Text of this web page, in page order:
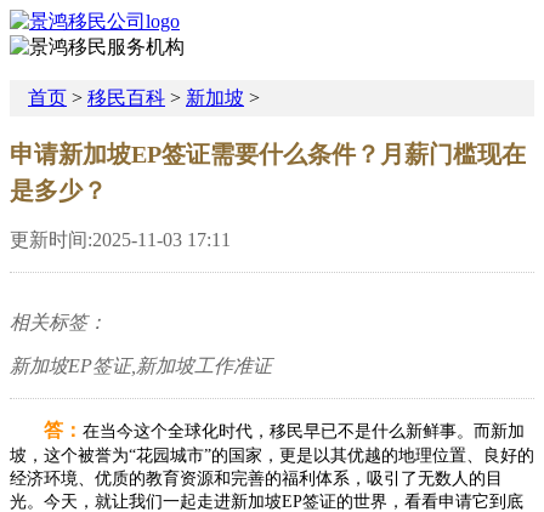
首页 > 移民百科 > 新加坡 >
申请新加坡EP签证需要什么条件？月薪门槛现在
是多少？
更新时间:2025-11-03 17:11
相关标签：
新加坡EP签证,新加坡工作准证
答： 在当今这个全球化时代，移民早已不是什么新鲜事。而新加
坡，这个被誉为“花园城市”的国家，更是以其优越的地理位置、良好的
经济环境、优质的教育资源和完善的福利体系，吸引了无数人的目
光。今天，就让我们一起走进新加坡EP签证的世界，看看申请它到底